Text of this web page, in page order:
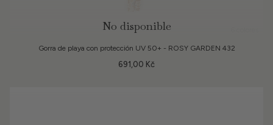
No disponible
Gorra de playa con protección UV 50+ - ROSY GARDEN 432
691,00 Kč